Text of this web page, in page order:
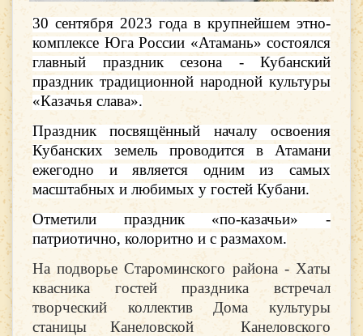
30 сентября 2023 года в крупнейшем этно-
комплексе Юга России «Атамань» состоялся
главный праздник сезона - Кубанский
праздник традиционной народной культуры
«Казачья слава».
Праздник посвящённый началу освоения
Кубанских земель проводится в Атамани
ежегодно и является одним из самых
масштабных и любимых у гостей Кубани.
Отметили праздник «по-казачьи» -
патриотично, колоритно и с размахом.
На подворье Староминского района - Хаты
квасника гостей праздника встречал
творческий коллектив Дома культуры
станицы Канеловской Канеловского